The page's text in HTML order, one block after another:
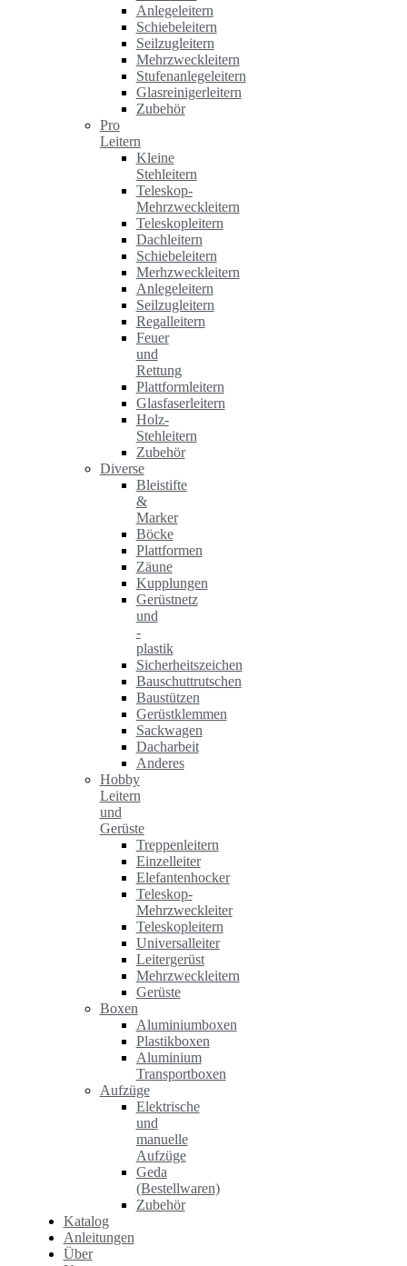
Anlegeleitern
Schiebeleitern
Seilzugleitern
Mehrzweckleitern
Stufenanlegeleitern
Glasreinigerleitern
Zubehör
Pro
Leitern
Kleine
Stehleitern
Teleskop-
Mehrzweckleitern
Teleskopleitern
Dachleitern
Schiebeleitern
Merhzweckleitern
Anlegeleitern
Seilzugleitern
Regalleitern
Feuer
und
Rettung
Plattformleitern
Glasfaserleitern
Holz-
Stehleitern
Zubehör
Diverse
Bleistifte
&
Marker
Böcke
Plattformen
Zäune
Kupplungen
Gerüstnetz
und
-
plastik
Sicherheitszeichen
Bauschuttrutschen
Baustützen
Gerüstklemmen
Sackwagen
Dacharbeit
Anderes
Hobby
Leitern
und
Gerüste
Treppenleitern
Einzelleiter
Elefantenhocker
Teleskop-
Mehrzweckleiter
Teleskopleitern
Universalleiter
Leitergerüst
Mehrzweckleitern
Gerüste
Boxen
Aluminiumboxen
Plastikboxen
Aluminium
Transportboxen
Aufzüge
Elektrische
und
manuelle
Aufzüge
Geda
(Bestellwaren)
Zubehör
Katalog
Anleitungen
Über